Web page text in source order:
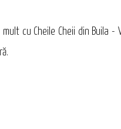
mult cu Cheile Cheii din